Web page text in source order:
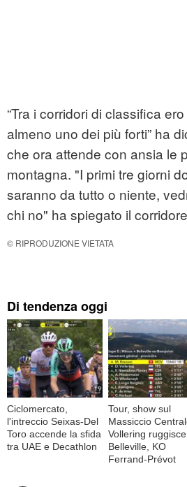
“Tra i corridori di classifica
almeno uno dei più forti” ha
che ora attende con ansia le
montagna. "I primi tre giorni
saranno da tutto o niente,
chi no" ha spiegato il
© RIPRODUZIONE VIETATA
Di tendenza oggi
Ciclomercato,
l'intreccio Seixas-Del
Toro accende la sfida
tra UAE e Decathlon
Tour, show sul
Massiccio
Vollering
Belleville, KO
Ferrand-Prévot